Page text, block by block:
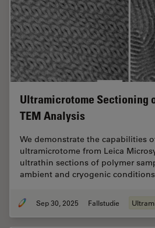
Ultramicrotome Sectioning
TEM Analysis
We demonstrate the capabilities
ultramicrotome from Leica
ultrathin sections of polymer
ambient and cryogenic
Sep 30, 2025 Fallstudie